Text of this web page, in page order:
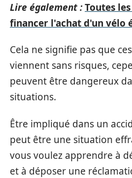
Lire également :Toutes
financer l'achat d'un vélo
Cela ne signifie pas que
viennent sans risques,
peuvent être dangereux
situations.
Être impliqué dans un
peut être une situation
vous voulez apprendre à
et à déposer une